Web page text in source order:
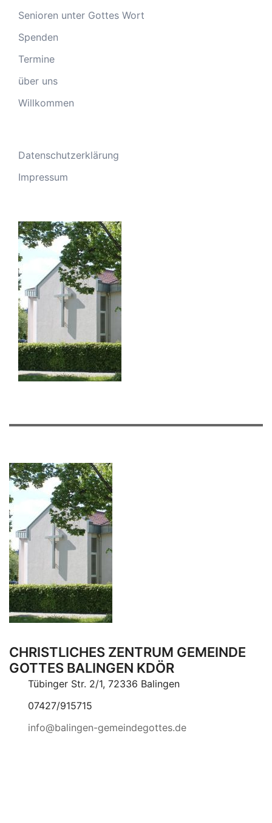
Senioren unter Gottes Wort
Spenden
Termine
über uns
Willkommen
Datenschutzerklärung
Impressum
CHRISTLICHES ZENTRUM GEMEINDE
GOTTES BALINGEN KDÖR
Tübinger Str. 2/1, 72336 Balingen
07427/915715
info@balingen-gemeindegottes.de